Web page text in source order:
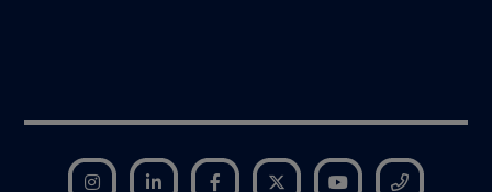
Instagram LinkedIn Facebook Twitter YouTube